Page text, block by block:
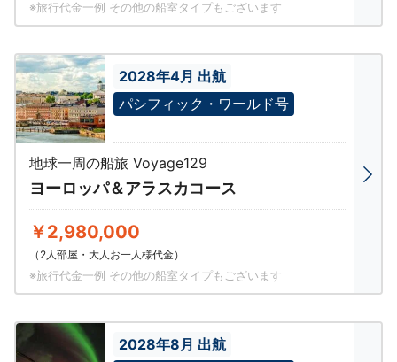
※旅行代金一例 その他の船室タイプもございます
2028年4月 出航
パシフィック・ワールド号
地球一周の船旅 Voyage129
ヨーロッパ＆アラスカコース
￥2,980,000
（2人部屋・大人お一人様代金）
※旅行代金一例 その他の船室タイプもございます
2028年8月 出航